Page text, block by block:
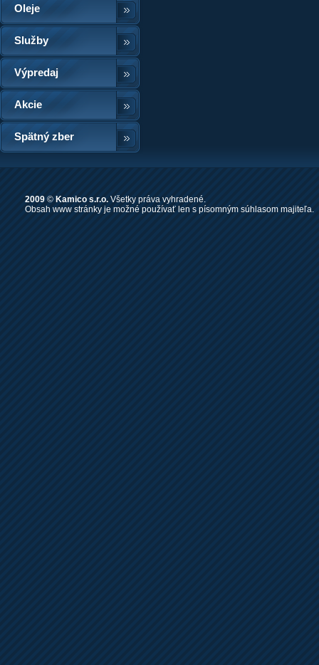
Oleje
Služby
Výpredaj
Akcie
Spätný zber
2009 © Kamico s.r.o. Všetky práva vyhradené.
Obsah www stránky je možné používať len s písomným súhlasom majiteľa.